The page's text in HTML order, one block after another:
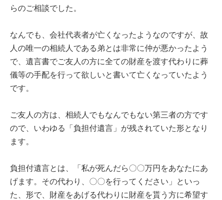
らのご相談でした。
なんでも、会社代表者が亡くなったようなのですが、故
人の唯一の相続人である弟とは非常に仲が悪かったよう
で、遺言書でご友人の方に全ての財産を渡す代わりに葬
儀等の手配を行って欲しいと書いて亡くなっていたよう
です。
ご友人の方は、相続人でもなんでもない第三者の方です
ので、いわゆる「負担付遺言」が残されていた形となり
ます。
負担付遺言とは、「私が死んだら〇〇万円をあなたにあ
げます。その代わり、〇〇を行ってください」といっ
た、形で、財産をあげる代わりに財産を貰う方に希望す